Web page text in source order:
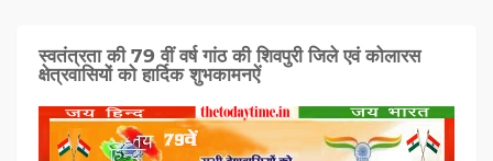
स्वतंत्रता की 79 वीं वर्ष गांठ की शिवपुरी जिले एवं कोलारस
क्षेत्रवासियों को हार्दिक शुभकामनऐं